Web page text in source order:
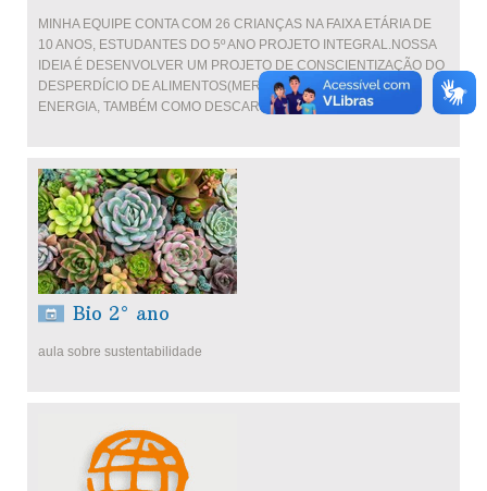
MINHA EQUIPE CONTA COM 26 CRIANÇAS NA FAIXA ETÁRIA DE
10 ANOS, ESTUDANTES DO 5º ANO PROJETO INTEGRAL.NOSSA
IDEIA É DESENVOLVER UM PROJETO DE CONSCIENTIZAÇÃO DO
DESPERDÍCIO DE ALIMENTOS(MERENDA ESCOLAR), ÁGUA E
ENERGIA, TAMBÉM COMO DESCARTAR O LIXO.
Bio 2° ano
aula sobre sustentabilidade